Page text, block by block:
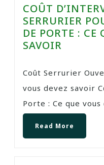
COÛT
SERRURIER
DE PORTE : CE
SAVOIR
Coût Serrurier
vous devez savoir
Porte : Ce que
Read More